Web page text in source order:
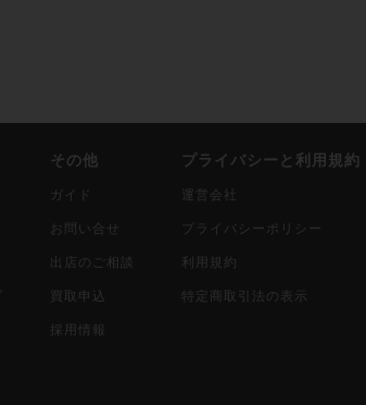
その他
ガイド
お問い合せ
出店のご相談
買取申込
採用情報
プライバシーと利用規約
運営会社
プライバシーポリシー
利用規約
特定商取引法の表示